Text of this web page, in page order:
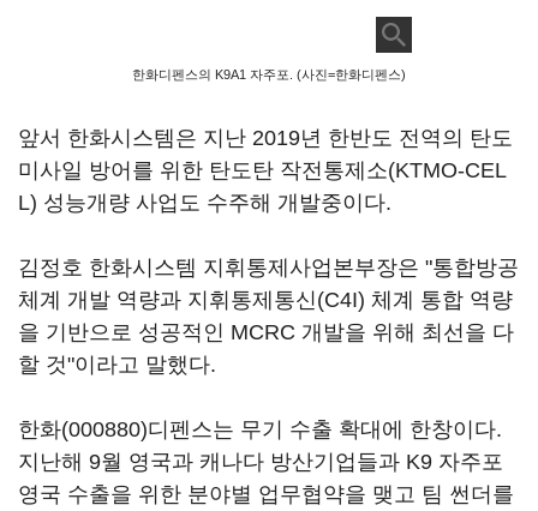
한화디펜스의 K9A1 자주포. (사진=한화디펜스)
앞서 한화시스템은 지난 2019년 한반도 전역의 탄도
미사일 방어를 위한 탄도탄 작전통제소(KTMO-CEL
L) 성능개량 사업도 수주해 개발중이다.
김정호 한화시스템 지휘통제사업본부장은 "통합방공
체계 개발 역량과 지휘통제통신(C4I) 체계 통합 역량
을 기반으로 성공적인 MCRC 개발을 위해 최선을 다
할 것"이라고 말했다.
한화(000880)디펜스는 무기 수출 확대에 한창이다.
지난해 9월 영국과 캐나다 방산기업들과 K9 자주포
영국 수출을 위한 분야별 업무협약을 맺고 팀 썬더를